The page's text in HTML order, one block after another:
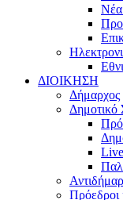
Νέα
ΔΙΟΙΚΗΣΗ
Δήμαρχος
Δημοτικό
Πρόεδροι